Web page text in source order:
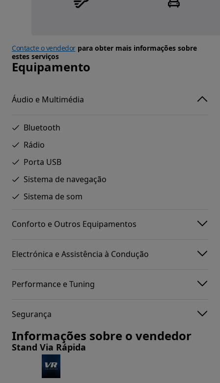
Contacte o vendedorpara obter mais informações sobre
estes serviços
Equipamento
Áudio e Multimédia
Bluetooth
Rádio
Porta USB
Sistema de navegação
Sistema de som
Conforto e Outros Equipamentos
Electrónica e Assistência à Condução
Performance e Tuning
Segurança
Informações sobre o vendedor
Stand Via Rápida